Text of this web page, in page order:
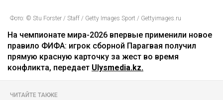
Фото: © Stu Forster / Staff / Getty Images Sport / Gettyimages.ru
На чемпионате мира-2026 впервые применили новое
правило ФИФА: игрок сборной Парагвая получил
прямую красную карточку за жест во время
конфликта, передает Ulysmedia.kz.
ЧИТАЙТЕ ТАКЖЕ